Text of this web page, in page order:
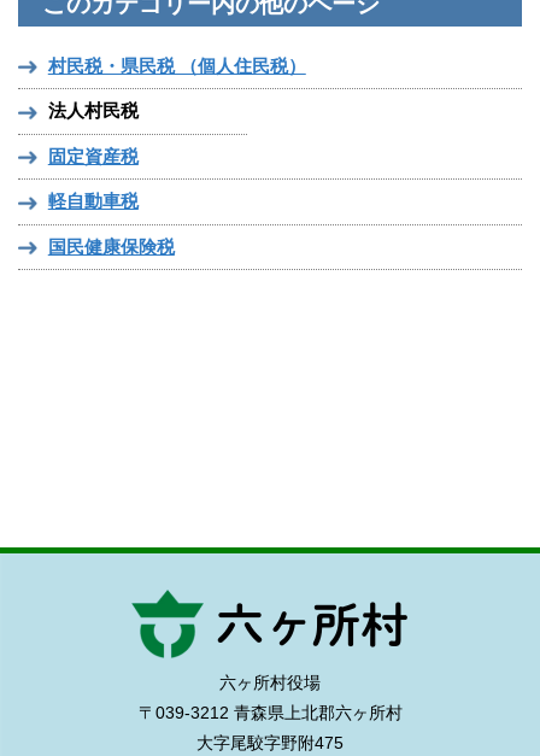
村民税・県民税 （個人住民税）
法人村民税
固定資産税
軽自動車税
国民健康保険税
六ヶ所村役場
〒039-3212 青森県上北郡六ヶ所村
大字尾駮字野附475